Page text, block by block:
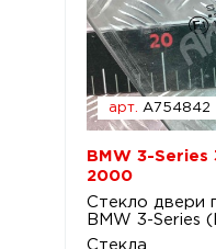
арт. A754842
BMW 3-
2000
Стекло двери
BMW 3-Series
Стекла